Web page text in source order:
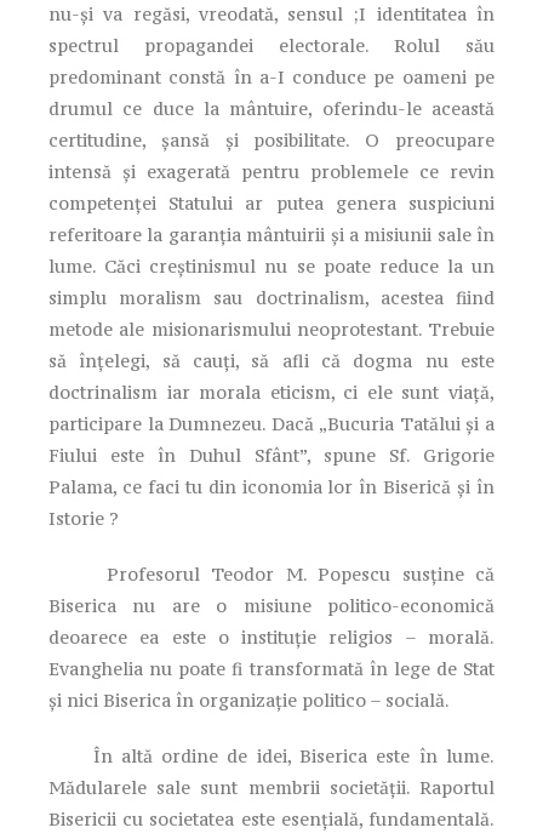
nu-şi va regăsi, vreodată, sensul ;I identitatea în
spectrul propagandei electorale. Rolul său
predominant constă în a-I conduce pe oameni pe
drumul ce duce la mântuire, oferindu-le această
certitudine, şansă şi posibilitate. O preocupare
intensă şi exagerată pentru problemele ce revin
competenţei Statului ar putea genera suspiciuni
referitoare la garanţia mântuirii şi a misiunii sale în
lume. Căci creştinismul nu se poate reduce la un
simplu moralism sau doctrinalism, acestea fiind
metode ale misionarismului neoprotestant. Trebuie
să înţelegi, să cauţi, să afli că dogma nu este
doctrinalism iar morala eticism, ci ele sunt viaţă,
participare la Dumnezeu. Dacă „Bucuria Tatălui şi a
Fiului este în Duhul Sfânt”, spune Sf. Grigorie
Palama, ce faci tu din iconomia lor în Biserică şi în
Istorie ?
Profesorul Teodor M. Popescu susţine că
Biserica nu are o misiune politico-economică
deoarece ea este o instituţie religios – morală.
Evanghelia nu poate fi transformată în lege de Stat
şi nici Biserica în organizaţie politico – socială.
În altă ordine de idei, Biserica este în lume.
Mădularele sale sunt membrii societăţii. Raportul
Bisericii cu societatea este esenţială, fundamentală.